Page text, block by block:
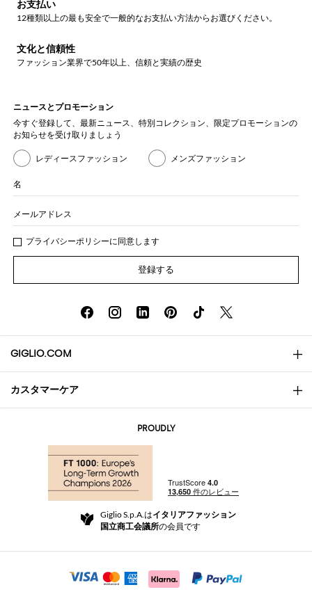
お支払い
12種類以上の最も安全で一般的なお支払い方法からお選びください。
文化と信頼性
ファッション業界で50年以上、信頼と実績の歴史
ニュースとプロモーション
今すぐ登録して、最新ニュース、特別コレクション、限定プロモーションの
お知らせを受け取りましょう
レディースファッション メンズファッション
名
メールアドレス
プライバシーポリシーに同意します
登録する
GIGLIO.COM
会社概要
Community Store
カスタマーケア
返品と返金
For a safe shopping experience
Security Communication
PROUDLY
Giglio S.p.A.はイタリアファッション
国立商工会議所の会員です